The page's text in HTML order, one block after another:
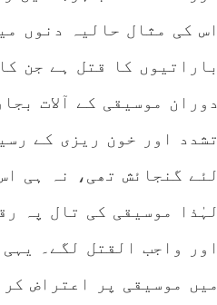
اس کی مثال حالیہ دنوں
باراتیوں کا قتل ہے جن
دوران موسیقی کے آلات
تشدد اور خون ریزی کے
لئے گنجائش تھی، نہ ہی
لہٰذا موسیقی کی تال پہ
اور واجب القتل لگے۔
میں موسیقی پر اعتراض